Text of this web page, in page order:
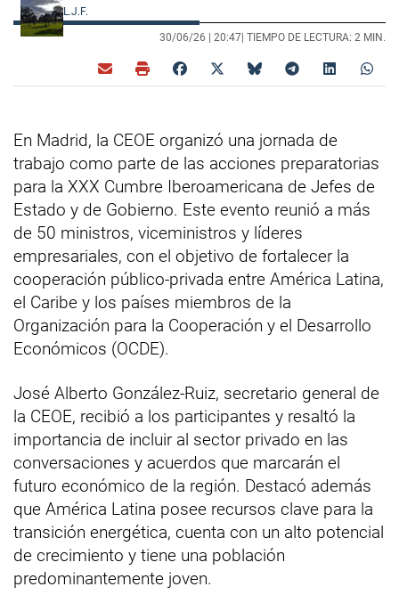
L.J.F.
30/06/26 | 20:47| TIEMPO DE LECTURA: 2 MIN.
En Madrid, la CEOE organizó una jornada de
trabajo como parte de las acciones preparatorias
para la XXX Cumbre Iberoamericana de Jefes de
Estado y de Gobierno. Este evento reunió a más
de 50 ministros, viceministros y líderes
empresariales, con el objetivo de fortalecer la
cooperación público-privada entre América Latina,
el Caribe y los países miembros de la
Organización para la Cooperación y el Desarrollo
Económicos (OCDE).
José Alberto González-Ruiz, secretario general de
la CEOE, recibió a los participantes y resaltó la
importancia de incluir al sector privado en las
conversaciones y acuerdos que marcarán el
futuro económico de la región. Destacó además
que América Latina posee recursos clave para la
transición energética, cuenta con un alto potencial
de crecimiento y tiene una población
predominantemente joven.